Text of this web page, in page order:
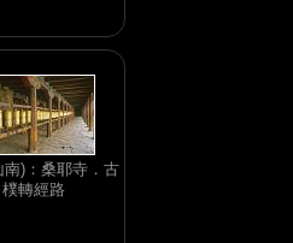
南)：桑耶寺．古
樸轉經路